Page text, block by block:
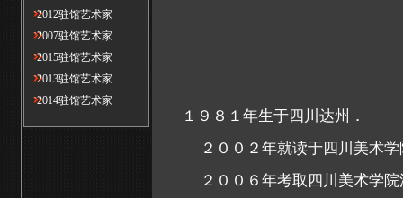
2012驻馆艺术家
2007驻馆艺术家
2015驻馆艺术家
2013驻馆艺术家
2014驻馆艺术家
１９８１年生于四川达州．
２００２年就读于四川美术
２００６年考取四川美术学